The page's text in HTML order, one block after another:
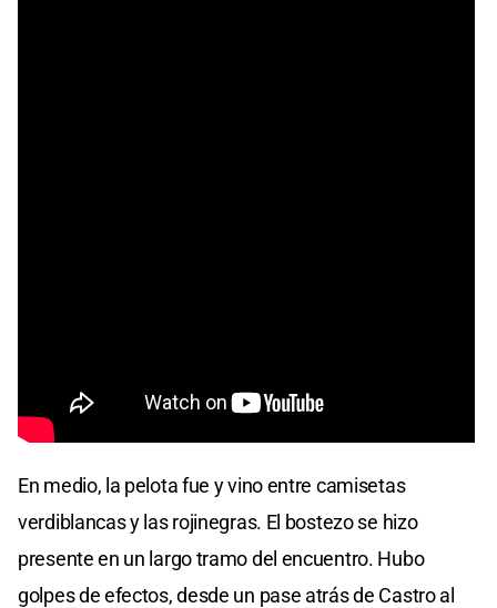
En medio, la pelota fue y vino entre camisetas
verdiblancas y las rojinegras. El bostezo se hizo
presente en un largo tramo del encuentro. Hubo
golpes de efectos, desde un pase atrás de Castro al